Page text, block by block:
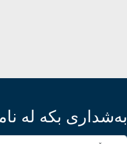
بەشداری بکە لە